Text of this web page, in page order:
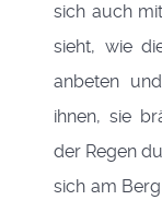
sich auch
sieht, wie
anbeten
ihnen, sie
der Regen
sich am